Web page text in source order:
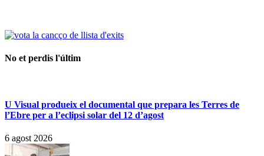
No et perdis l'últim
U Visual produeix el documental que prepara les Terres de
l’Ebre per a l’eclipsi solar del 12 d’agost
6 agost 2026